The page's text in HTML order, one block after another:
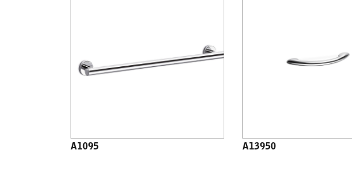
A1095 A13950